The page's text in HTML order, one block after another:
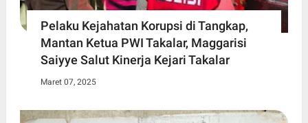
Pelaku Kejahatan Korupsi di Tangkap,
Mantan Ketua PWI Takalar, Maggarisi
Saiyye Salut Kinerja Kejari Takalar
Maret 07, 2025